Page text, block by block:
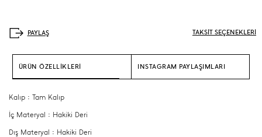
TAKSİT SEÇENEKLERİ
ÜRÜN ÖZELLİKLERİ INSTAGRAM PAYLAŞIMLARI
Kalıp : Tam Kalıp
İç Materyal : Hakiki Deri
Dış Materyal : Hakiki Deri